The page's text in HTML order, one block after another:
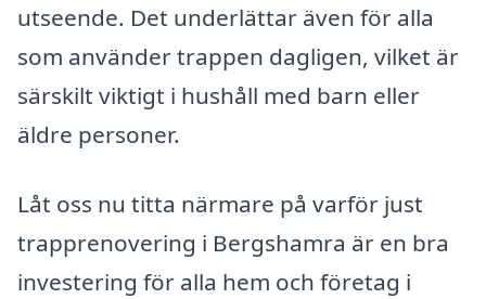
utseende. Det underlättar även för alla
som använder trappen dagligen, vilket är
särskilt viktigt i hushåll med barn eller
äldre personer.
Låt oss nu titta närmare på varför just
trapprenovering i Bergshamra är en bra
investering för alla hem och företag i